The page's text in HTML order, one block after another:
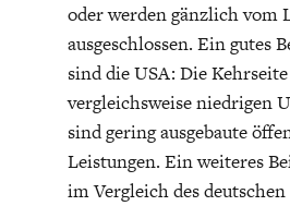
oder werden gänzlich vom
ausgeschlossen. Ein gutes
sind die USA: Die
vergleichsweise niedrigen
sind gering ausgebaute
Leistungen. Ein weiteres
im Vergleich des deutschen